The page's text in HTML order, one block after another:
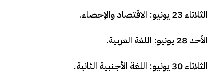
الثلاثاء 23 يونيو: الاقتصاد والإحصاء.
الأحد 28 يونيو: اللغة العربية.
الثلاثاء 30 يونيو: اللغة الأجنبية الثانية.